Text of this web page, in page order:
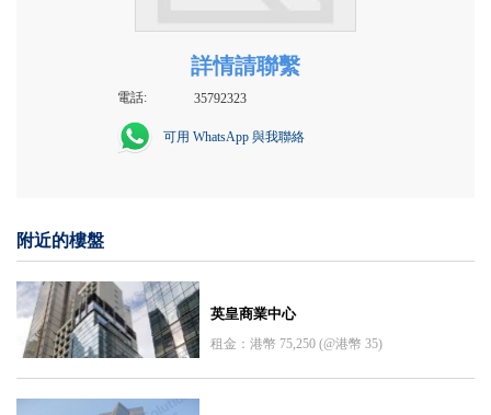
詳情請聯繫
電話: 35792323
可用 WhatsApp 與我聯絡
附近的樓盤
英皇商業中心
租金：港幣 75,250 (@港幣 35)